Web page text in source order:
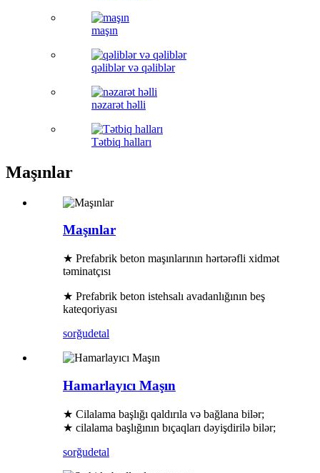
maşın
qəliblər və qəliblər
nəzarət həlli
Tətbiq halları
Maşınlar
Maşınlar
★ Prefabrik beton maşınlarının hərtərəfli xidmət
təminatçısı
★ Prefabrik beton istehsalı avadanlığının beş
kateqoriyası
sorğudetal
Hamarlayıcı Maşın
★ Cilalama başlığı qaldırıla və bağlana bilər;
★ cilalama başlığının bıçaqları dəyişdirilə bilər;
sorğudetal